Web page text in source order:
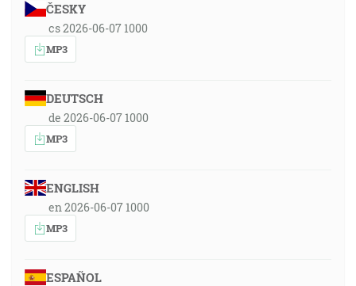
ČESKY
cs 2026-06-07 1000
MP3
DEUTSCH
de 2026-06-07 1000
MP3
ENGLISH
en 2026-06-07 1000
MP3
ESPAÑOL